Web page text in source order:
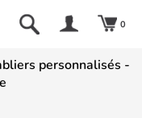
0
personnalisés -